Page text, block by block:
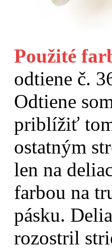
Použité
odtiene č.
Odtiene
priblížiť
ostatným
len na
farbou na
pásku.
rozostril